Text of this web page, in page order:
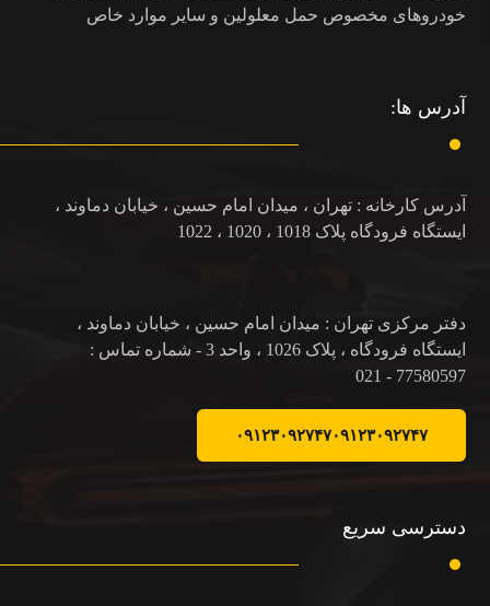
خودروهای مخصوص حمل معلولین و سایر موارد خاص
آدرس ها:
آدرس کارخانه : تهران ، میدان امام حسین ، خیابان دماوند ،
ایستگاه فرودگاه پلاک 1018 ، 1020 ، 1022
دفتر مرکزی تهران : میدان امام حسین ، خیابان دماوند ،
ایستگاه فرودگاه ، پلاک 1026 ، واحد 3 - شماره تماس :
77580597 - 021
۰۹۱۲۳۰۹۲۷۴۷۰۹۱۲۳۰۹۲۷۴۷
دسترسی سریع